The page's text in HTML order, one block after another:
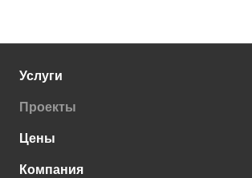
Услуги
Проекты
Цены
Компания